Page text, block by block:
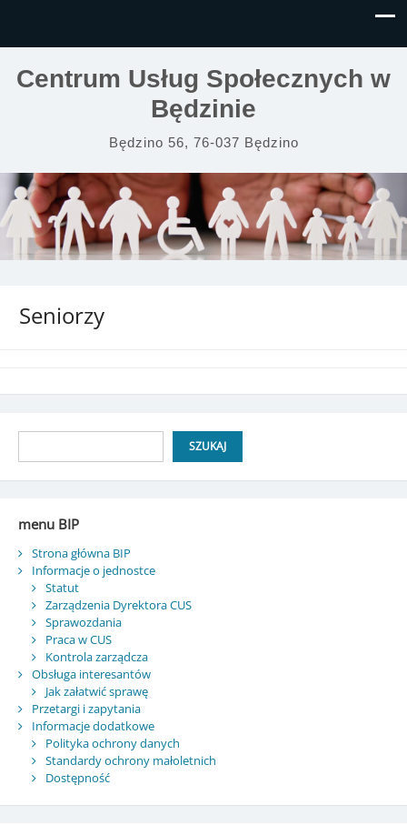
Centrum Usług Społecznych w
Będzinie
Będzino 56, 76-037 Będzino
Seniorzy
SZUKAJ
menu BIP
Strona główna BIP
Informacje o jednostce
Statut
Zarządzenia Dyrektora CUS
Sprawozdania
Praca w CUS
Kontrola zarządcza
Obsługa interesantów
Jak załatwić sprawę
Przetargi i zapytania
Informacje dodatkowe
Polityka ochrony danych
Standardy ochrony małoletnich
Dostępność